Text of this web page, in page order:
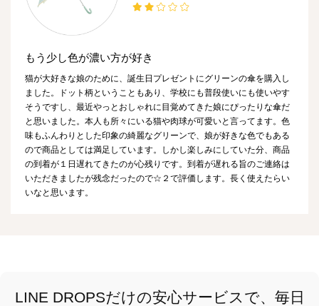
もう少し色が濃い方が好き
猫が大好きな娘のために、誕生日プレゼントにグリーンの傘を購入し
ました。ドット柄ということもあり、学校にも普段使いにも使いやす
そうですし、最近やっとおしゃれに目覚めてきた娘にぴったりな傘だ
と思いました。本人も所々にいる猫や肉球が可愛いと言ってます。色
味もふんわりとした印象の綺麗なグリーンで、娘が好きな色でもある
ので商品としては満足しています。しかし楽しみにしていた分、商品
の到着が１日遅れてきたのが心残りです。到着が遅れる旨のご連絡は
いただきましたが残念だったので☆２で評価します。長く使えたらい
いなと思います。
LINE DROPSだけの安心サービスで、毎日